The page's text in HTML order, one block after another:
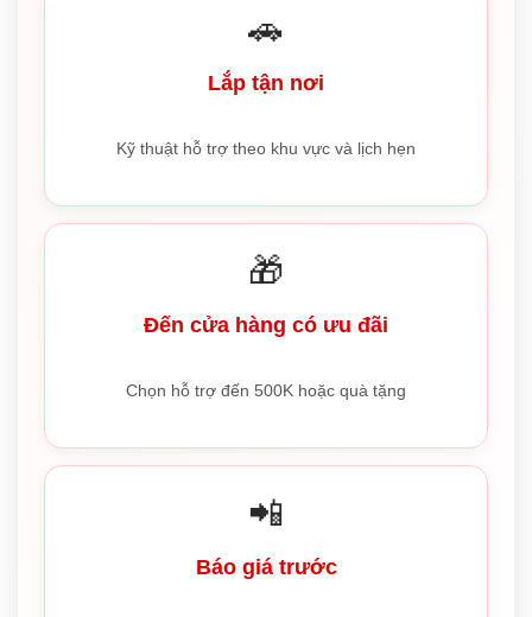
🚗
Lắp tận nơi
Kỹ thuật hỗ trợ theo khu vực và lịch hẹn
🎁
Đến cửa hàng có ưu đãi
Chọn hỗ trợ đến 500K hoặc quà tặng
📲
Báo giá trước